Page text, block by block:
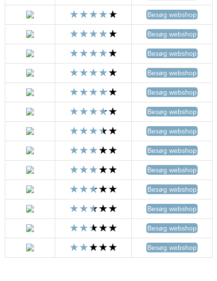
Besøg webshop
Besøg webshop
Besøg webshop
Besøg webshop
Besøg webshop
Besøg webshop
Besøg webshop
Besøg webshop
Besøg webshop
Besøg webshop
Besøg webshop
Besøg webshop
Besøg webshop